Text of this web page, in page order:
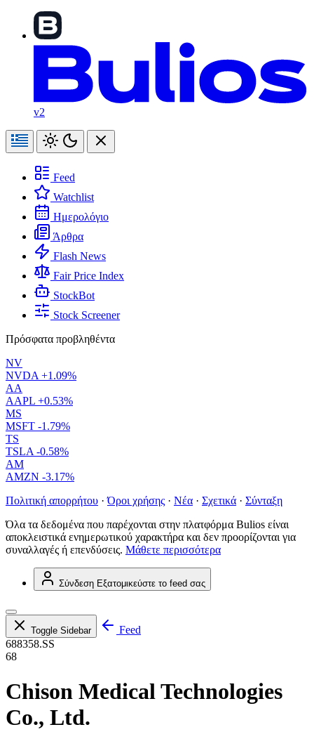
v2
Feed
Watchlist
Ημερολόγιο
Άρθρα
Flash News
Fair Price Index
StockBot
Stock Screener
Πρόσφατα προβληθέντα
NV
NVDA +1.09%
AA
AAPL +0.53%
MS
MSFT -1.79%
TS
TSLA -0.58%
AM
AMZN -3.17%
Πολιτική απορρήτου · Όροι χρήσης · Νέα · Σχετικά · Σύνταξη
Όλα τα δεδομένα που παρέχονται στην πλατφόρμα Bulios είναι
αποκλειστικά ενημερωτικού χαρακτήρα και δεν προορίζονται για
συναλλαγές ή επενδύσεις. Μάθετε περισσότερα
Σύνδεση Εξατομικεύστε το feed σας
Toggle Sidebar
Feed
688358.SS
68
Chison Medical Technologies
Co., Ltd.